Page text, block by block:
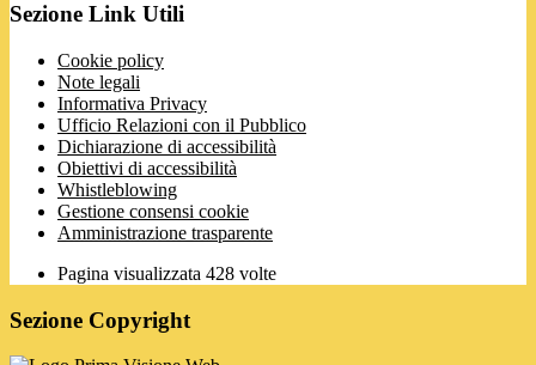
Sezione Link Utili
Cookie policy
Note legali
Informativa Privacy
Ufficio Relazioni con il Pubblico
Dichiarazione di accessibilità
Obiettivi di accessibilità
Whistleblowing
Gestione consensi cookie
Amministrazione trasparente
Pagina visualizzata 428 volte
Sezione Copyright